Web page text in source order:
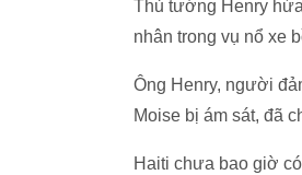
Thủ tướng Henry
nhân trong vụ nổ xe
Ông Henry, người
Moise bị ám sát, đã
Haiti chưa bao giờ